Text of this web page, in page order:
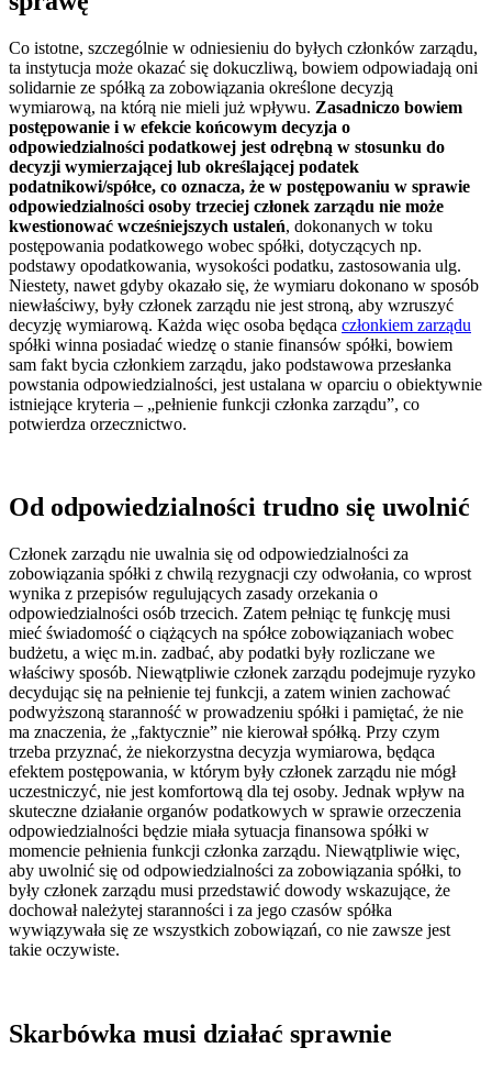
Co istotne, szczególnie w odniesieniu do byłych członków zarządu,
ta instytucja może okazać się dokuczliwą, bowiem odpowiadają oni
solidarnie ze spółką za zobowiązania określone decyzją
wymiarową, na którą nie mieli już wpływu. Zasadniczo bowiem
postępowanie i w efekcie końcowym decyzja o
odpowiedzialności podatkowej jest odrębną w stosunku do
decyzji wymierzającej lub określającej podatek
podatnikowi/spółce, co oznacza, że w postępowaniu w sprawie
odpowiedzialności osoby trzeciej członek zarządu nie może
kwestionować wcześniejszych ustaleń, dokonanych w toku
postępowania podatkowego wobec spółki, dotyczących np.
podstawy opodatkowania, wysokości podatku, zastosowania ulg.
Niestety, nawet gdyby okazało się, że wymiaru dokonano w sposób
niewłaściwy, były członek zarządu nie jest stroną, aby wzruszyć
decyzję wymiarową. Każda więc osoba będąca członkiem zarządu
spółki winna posiadać wiedzę o stanie finansów spółki, bowiem
sam fakt bycia członkiem zarządu, jako podstawowa przesłanka
powstania odpowiedzialności, jest ustalana w oparciu o obiektywnie
istniejące kryteria – „pełnienie funkcji członka zarządu”, co
potwierdza orzecznictwo.
Od odpowiedzialności trudno się uwolnić
Członek zarządu nie uwalnia się od odpowiedzialności za
zobowiązania spółki z chwilą rezygnacji czy odwołania, co wprost
wynika z przepisów regulujących zasady orzekania o
odpowiedzialności osób trzecich. Zatem pełniąc tę funkcję musi
mieć świadomość o ciążących na spółce zobowiązaniach wobec
budżetu, a więc m.in. zadbać, aby podatki były rozliczane we
właściwy sposób. Niewątpliwie członek zarządu podejmuje ryzyko
decydując się na pełnienie tej funkcji, a zatem winien zachować
podwyższoną staranność w prowadzeniu spółki i pamiętać, że nie
ma znaczenia, że „faktycznie” nie kierował spółką. Przy czym
trzeba przyznać, że niekorzystna decyzja wymiarowa, będąca
efektem postępowania, w którym były członek zarządu nie mógł
uczestniczyć, nie jest komfortową dla tej osoby. Jednak wpływ na
skuteczne działanie organów podatkowych w sprawie orzeczenia
odpowiedzialności będzie miała sytuacja finansowa spółki w
momencie pełnienia funkcji członka zarządu. Niewątpliwie więc,
aby uwolnić się od odpowiedzialności za zobowiązania spółki, to
były członek zarządu musi przedstawić dowody wskazujące, że
dochował należytej staranności i za jego czasów spółka
wywiązywała się ze wszystkich zobowiązań, co nie zawsze jest
takie oczywiste.
Skarbówka musi działać sprawnie